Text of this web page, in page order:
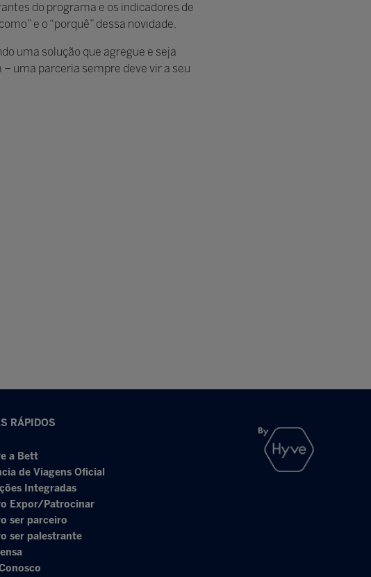
do programa e os indicadores de
e o “porquê” dessa novidade.
uma solução que agregue e seja
uma parceria sempre deve vir a seu
RÁPIDOS
a Bett
de Viagens Oficial
Integradas
Expor/Patrocinar
ser parceiro
ser palestrante